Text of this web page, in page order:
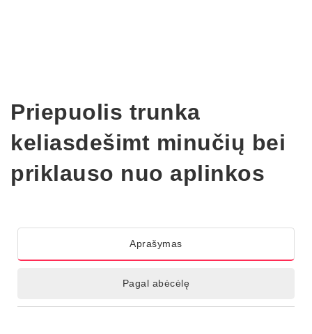
Priepuolis trunka
keliasdešimt minučių bei
priklauso nuo aplinkos
Aprašymas
Pagal abėcėlę